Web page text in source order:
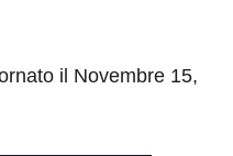
il Novembre 15,